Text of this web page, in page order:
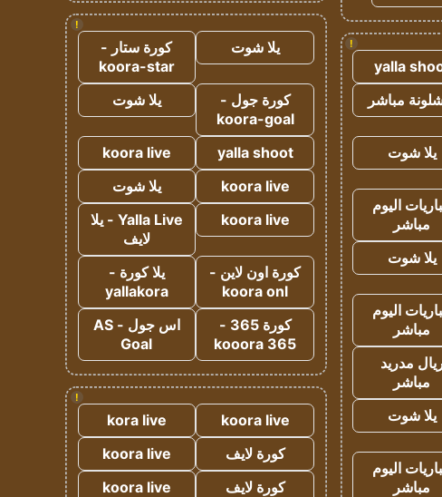
!
yalla
مباشر
يلا شوت
اليوم
مباشر
يلا شوت
اليوم
مباشر
مدريد
مباشر
يلا شوت
اليوم
مباشر
!
يلا شوت
كورة ستار -
koora-star
كورة جول -
koora-goal
يلا شوت
yalla shoot
koora live
koora live
يلا شوت
koora live
Yalla Live - يلا
لايف
كورة اون لاين -
koora onl
يلا كورة -
yallakora
كورة 365 -
kooora 365
اس جول - AS
Goal
!
koora live
kora live
كورة لايف
koora live
كورة لايف
koora live